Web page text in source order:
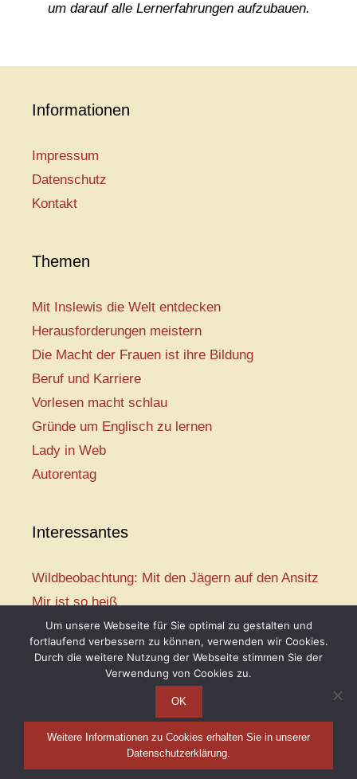
um darauf alle Lernerfahrungen aufzubauen.
Informationen
Impressum
Datenschutz
Kontakt
Themen
Mit Inslewis die Welt entdecken
Herausforderungen meistern
Die Macht der Frauen ist ihre Bildung
Beruf und Karriere
Vorlesen macht schlau
Gründe um Englisch zu lernen
Lady in Web
Autorentag
Interessantes
Wildbeobachtung: Mit den Jägern auf den Ansitz
Mir ist so heiß
Mission: Rettungsschwimmer
Vogelwelt-Entdeckertour
Abenteuer Schulanfang
Telse Maria Kähler, 2026
Um unsere Webseite für Sie optimal zu gestalten und
fortlaufend verbessern zu können, verwenden wir Cookies.
Durch die weitere Nutzung der Webseite stimmen Sie der
Verwendung von Cookies zu.
OK
Weitere Informationen zu Cookies erhalten Sie in unserer
Datenschutzerklärung.